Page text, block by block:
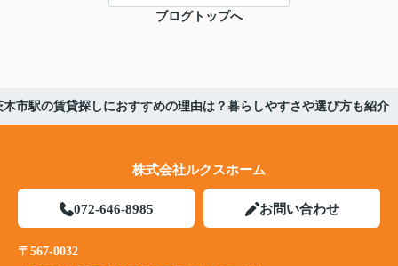
ブログトップへ
木市駅の賃貸探しにおすすめの理由は？暮らしやすさや選び方も紹介
株式会社ルクスホーム
072-646-8985 お問い合わせ
〒567-0032